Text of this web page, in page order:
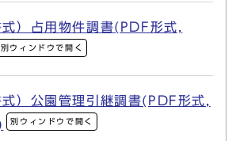
式）占用物件調書(PDF形式,
別ウィンドウで開く
式）公園管理引継調書(PDF形式,
別ウィンドウで開く